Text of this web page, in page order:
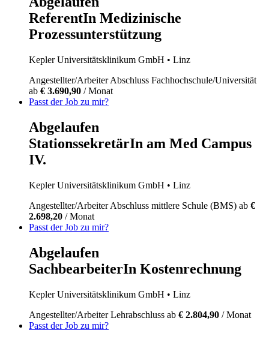
ReferentIn Medizinische
Prozessunterstützung
Kepler Universitätsklinikum GmbH • Linz
Angestellter/ArbeiterAbschluss Fachhochschule/Universität
ab € 3.690,90 / Monat
Passt der Job zu mir?
Abgelaufen
StationssekretärIn am Med Campus
IV.
Kepler Universitätsklinikum GmbH • Linz
Angestellter/ArbeiterAbschluss mittlere Schule (BMS) ab €
2.698,20 / Monat
Passt der Job zu mir?
Abgelaufen
SachbearbeiterIn Kostenrechnung
Kepler Universitätsklinikum GmbH • Linz
Angestellter/ArbeiterLehrabschluss ab € 2.804,90 / Monat
Passt der Job zu mir?